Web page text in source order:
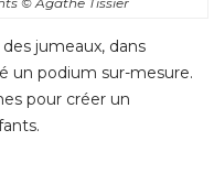
jumeaux, dans
un podium sur-mesure.
pour créer un